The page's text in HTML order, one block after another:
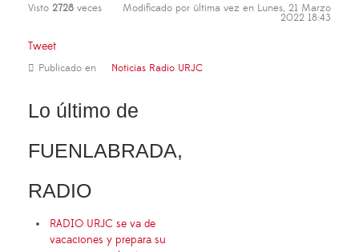
Visto 2728 veces Modificado por última vez en Lunes, 21 Marzo
2022 18:43
Tweet
Publicado en Noticias Radio URJC
Lo último de
FUENLABRADA,
RADIO
RADIO URJC se va de
vacaciones y prepara su